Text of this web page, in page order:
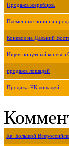
Продажа жеребцов.
Племенные пони на
Коневоз на Дальний
Ищем попутный коневоз
продажа лошадей
Продажа ЧК лошадей
Re: Большой